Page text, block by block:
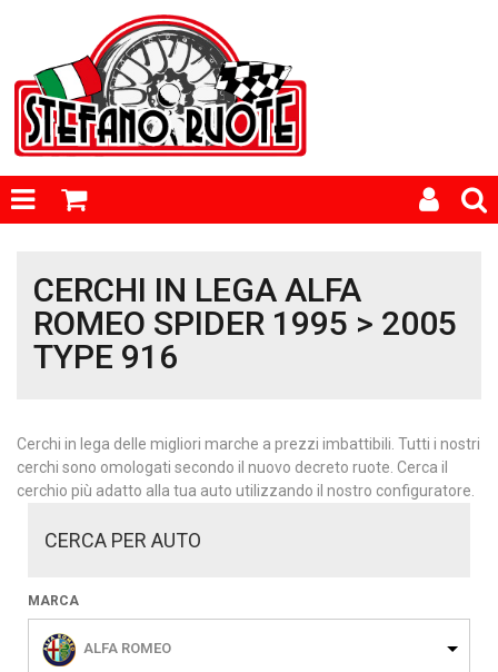
CERCHI IN LEGA ALFA
ROMEO SPIDER 1995 > 2005
TYPE 916
Cerchi in lega delle migliori marche a prezzi imbattibili. Tutti i nostri
cerchi sono omologati secondo il nuovo decreto ruote. Cerca il
cerchio più adatto alla tua auto utilizzando il nostro configuratore.
CERCA PER AUTO
MARCA
ALFA ROMEO